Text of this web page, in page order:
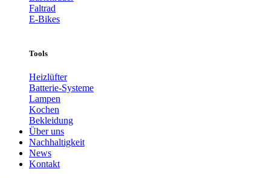
Faltrad
E-Bikes
Tools
Heizlüfter
Batterie-Systeme
Lampen
Kochen
Bekleidung
Über uns
Nachhaltigkeit
News
Kontakt